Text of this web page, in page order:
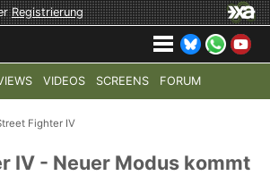
Registrierung
VIDEOS SCREENS FORUM
MODERN WARFARE 4 HALO:
Fighter IV
IV - Neuer Modus kommt